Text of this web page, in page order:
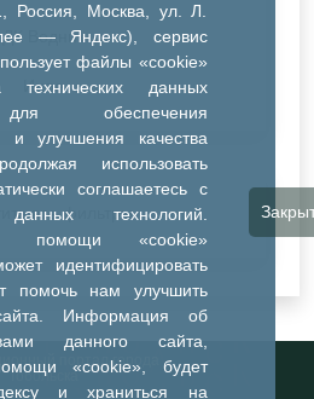
Россия, Москва, ул. Л.
— Яндекс), сервис
файлы «cookie»
данных
обеспечения
и улучшения качества
использовать
соглашаетесь с
данных технологий.
помощи «cookie»
идентифицировать
помочь нам улучшить
Информация об
данного сайта,
«cookie», будет
и храниться на
ДК Водник
Иное
все фильтры
портал города
Тобольска